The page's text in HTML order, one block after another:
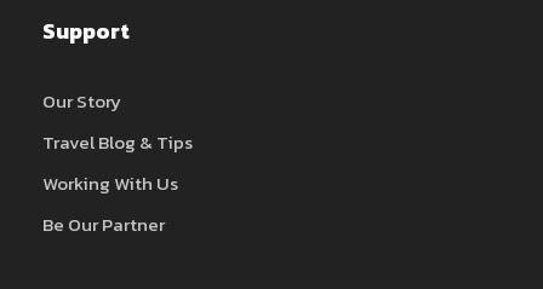
Support
Our Story
Travel Blog & Tips
Working With Us
Be Our Partner